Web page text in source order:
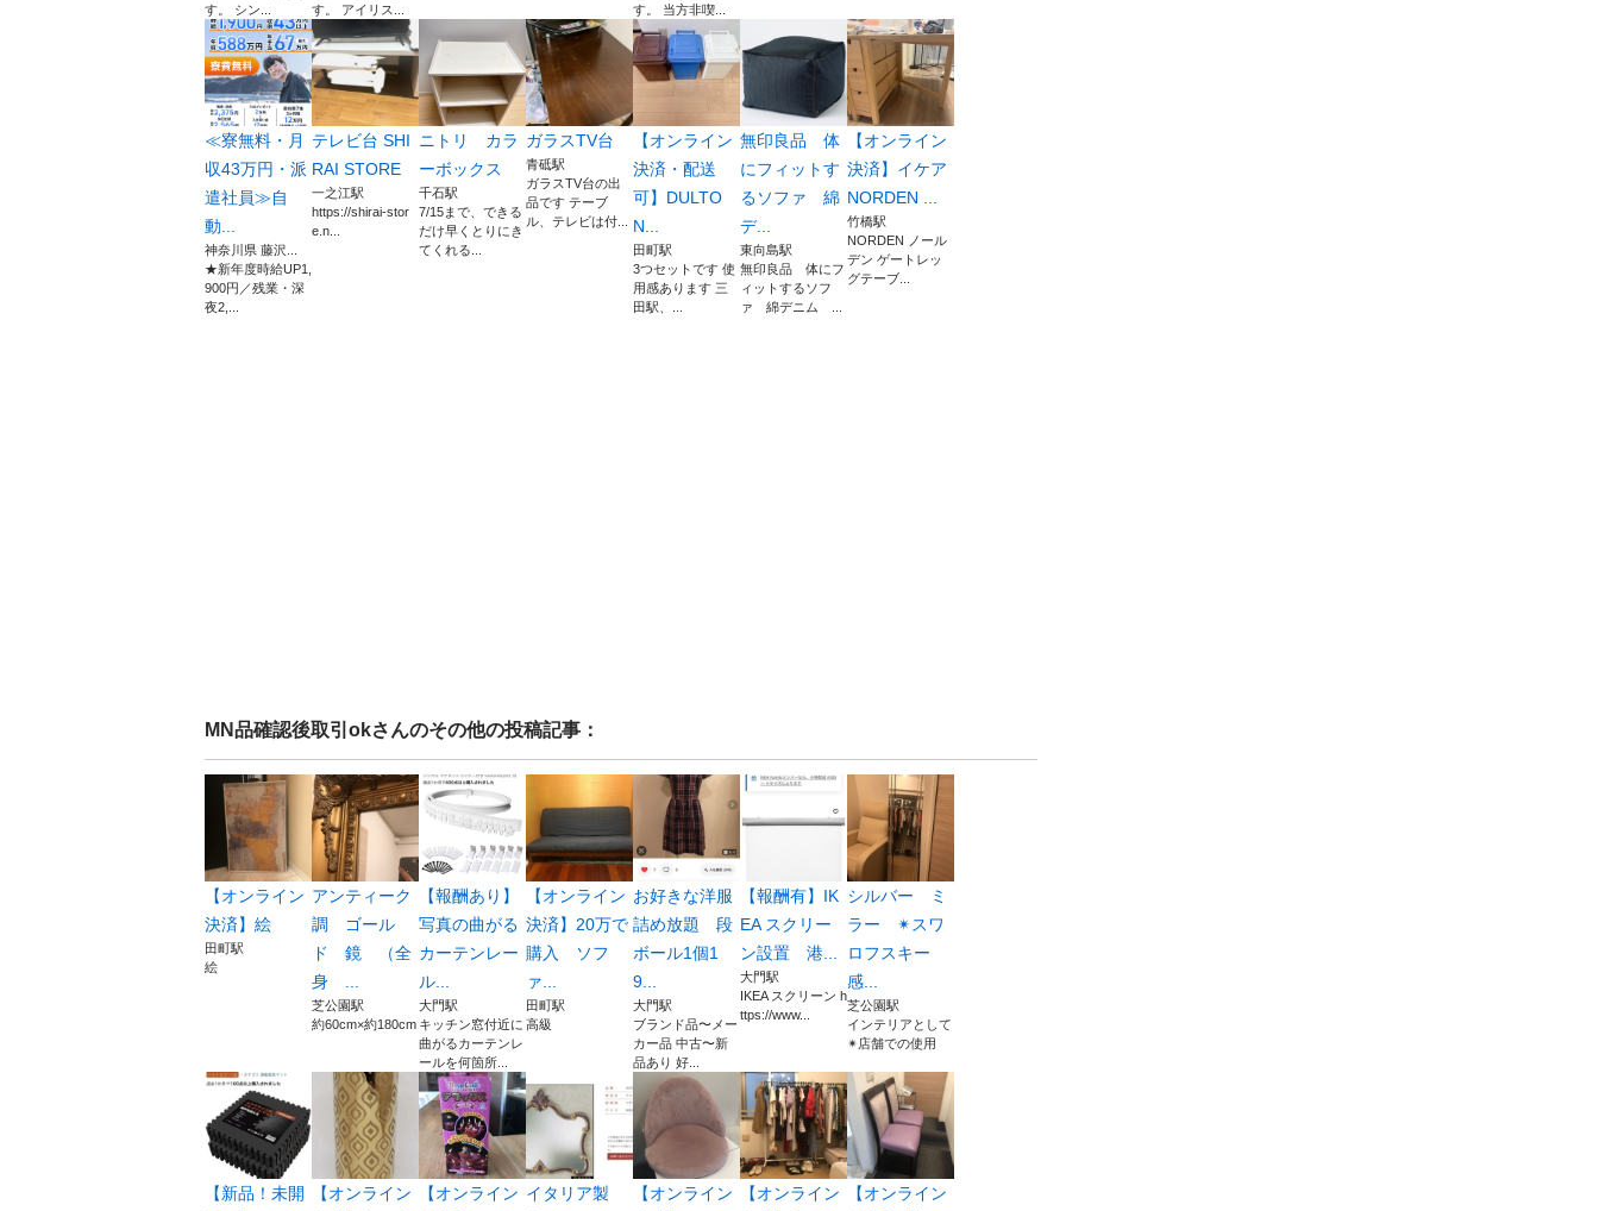
す。 シン...
す。 アイリス...
す。 当方非喫...
≪寮無料・月
収43万円・派
遣社員≫自
動...
神奈川県 藤沢...
★新年度時給UP1,
900円／残業・深
夜2,...
テレビ台 SHI
RAI STORE
一之江駅
https://shirai-stor
e.n...
ニトリ カラ
ーボックス
千石駅
7/15まで、できる
だけ早くとりにき
てくれる...
ガラスTV台
青砥駅
ガラスTV台の出
品です テーブ
ル、テレビは付...
【オンライン
決済・配送
可】DULTO
N...
田町駅
3つセットです 使
用感あります 三
田駅、...
無印良品 体
にフィットす
るソファ 綿
デ...
東向島駅
無印良品 体にフ
ィットするソフ
ァ 綿デニム ...
【オンライン
決済】イケア
NORDEN ...
竹橋駅
NORDEN ノール
デン ゲートレッ
グテーブ...
MN品確認後取引okさんのその他の投稿記事：
【オンライン
決済】絵
田町駅
絵
アンティーク
調 ゴール
ド 鏡 （全
身 ...
芝公園駅
約60cm×約180cm
【報酬あり】
写真の曲がる
カーテンレー
ル...
大門駅
キッチン窓付近に
曲がるカーテンレ
ールを何箇所...
【オンライン
決済】20万で
購入 ソフ
ァ...
田町駅
高級
お好きな洋服
詰め放題 段
ボール1個1
9...
大門駅
ブランド品〜メー
カー品 中古〜新
品あり 好...
【報酬有】IK
EA スクリー
ン設置 港...
大門駅
IKEA スクリーン h
ttps://www...
シルバー ミ
ラー ✴︎スワ
ロフスキー
感...
芝公園駅
インテリアとして
✴︎店舗での使用
【新品！未開
【オンライン
【オンライン イタリア製
【オンライン
【オンライン
【オンライン